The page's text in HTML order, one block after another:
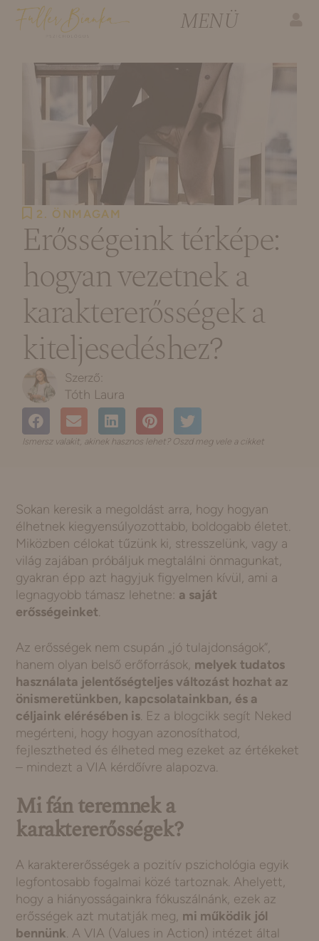
2. ÖNMAGAM
Erősségeink térképe:
hogyan vezetnek a
karaktererősségek a
kiteljesedéshez?
Tóth Laura
Ismersz valakit, akinek hasznos lehet? Oszd meg vele a cikket
Sokan keresik a megoldást arra, hogy hogyan
élhetnek kiegyensúlyozottabb, boldogabb életet.
Miközben célokat tűzünk ki, stresszelünk, vagy a
világ zajában próbáljuk megtalálni önmagunkat,
gyakran épp azt hagyjuk figyelmen kívül, ami a
legnagyobb támasz lehetne: a saját
erősségeinket
Az erősségek nem csupán „jó tulajdonságok”,
hanem olyan belső erőforrások, melyek tudatos
használata jelentőségteljes változást hozhat az
önismeretünkben, kapcsolatainkban, és a
céljaink elérésében is. Ez a blogcikk segít Neked
megérteni, hogy hogyan azonosíthatod,
fejlesztheted és élheted meg ezeket az értékeket
– mindezt a VIA kérdőívre alapozva.
Mi fán teremnek a
karaktererősségek?
A karaktererősségek a pozitív pszichológia egyik
legfontosabb fogalmai közé tartoznak. Ahelyett,
hogy a hiányosságainkra fókuszálnánk, ezek az
erősségek azt mutatják meg, mi működik jól
bennünk . A VIA (Values in Action) intézet által